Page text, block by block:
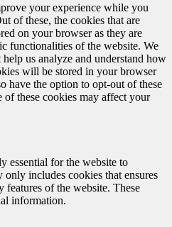
your experience while you
of these, the cookies that are
on your browser as they are
functionalities of the website. We
us analyze and understand how
will be stored in your browser
have the option to opt-out of these
these cookies may affect your
essential for the website to
includes cookies that ensures
features of the website. These
information.